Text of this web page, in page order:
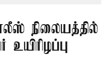
நிலையத்தில்
உயிரிழப்பு